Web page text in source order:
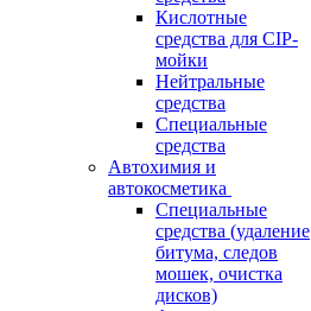
Кислотные
средства для CIP-
мойки
Нейтральные
средства
Специальные
средства
Автохимия и
автокосметика
Специальные
средства (удаление
битума, следов
мошек, очистка
дисков)